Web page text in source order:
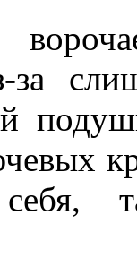
за